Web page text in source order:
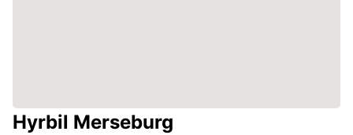
Hyrbil Merseburg